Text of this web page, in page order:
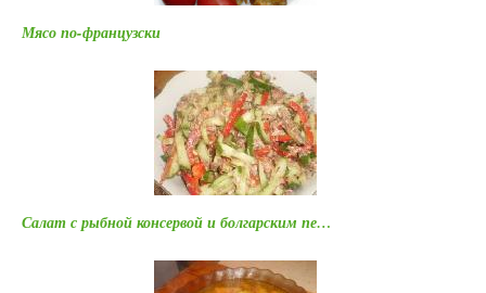
Мясо по-французски
Салат с рыбной консервой и болгарским пе…